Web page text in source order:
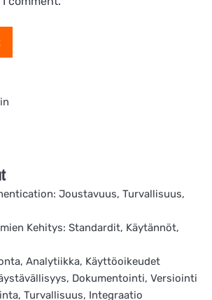
Joustavuus, Turvallisuus,
Kehitys: Standardit, Käytännöt,
Analytiikka, Käyttöoikeudet
Dokumentointi, Versiointi
Turvallisuus, Integraatio